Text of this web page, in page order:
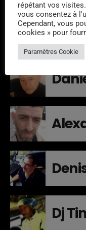
L'ÉQUIPE
Dj
répétant vos
vous consentez à
Cependant, vous
cookies » pour
Paramètres Cookie